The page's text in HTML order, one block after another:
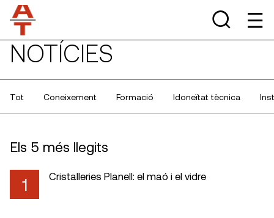
NOTÍCIES
Tot Coneixement Formació Idoneïtat tècnica
Els 5 més llegits
1 Cristalleries Planell: el maó i el vidre